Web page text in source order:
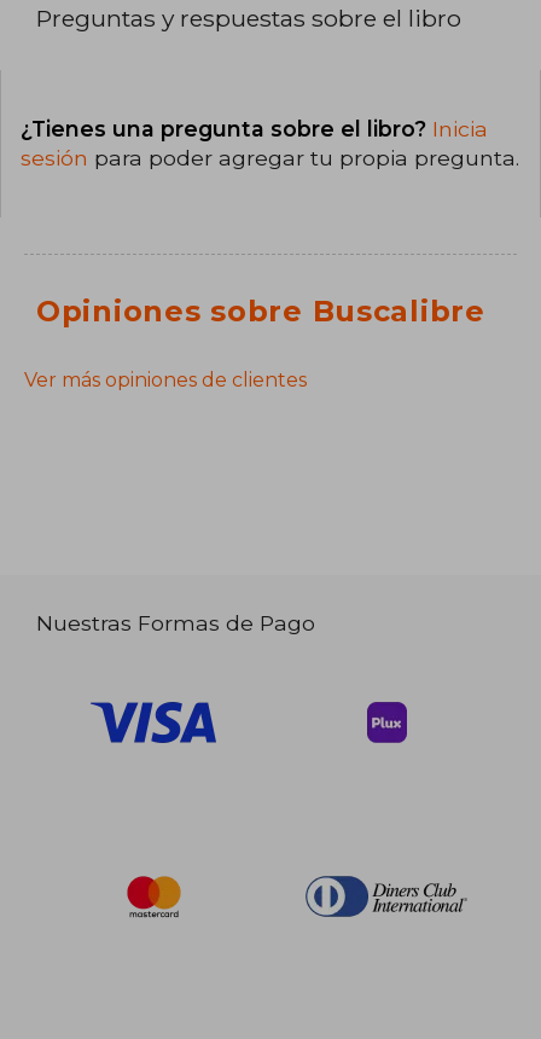
Preguntas y respuestas sobre el libro
¿Tienes una pregunta sobre el libro? Inicia
sesión para poder agregar tu propia pregunta.
Opiniones sobre Buscalibre
Ver más opiniones de clientes
Nuestras Formas de Pago